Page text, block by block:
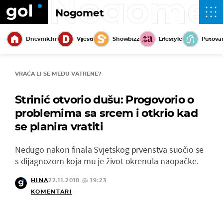
Nogomet
Dnevnik.hr Vijesti Showbizz Lifestyle
VRAĆA LI SE MEĐU VATRENE?
Strinić otvorio dušu: Progovorio o
problemima sa srcem i otkrio kad
se planira vratiti
Nedugo nakon finala Svjetskog prvenstva suočio se
s dijagnozom koja mu je život okrenula naopačke.
HINA22.11.2018 @ 19:23
KOMENTARI